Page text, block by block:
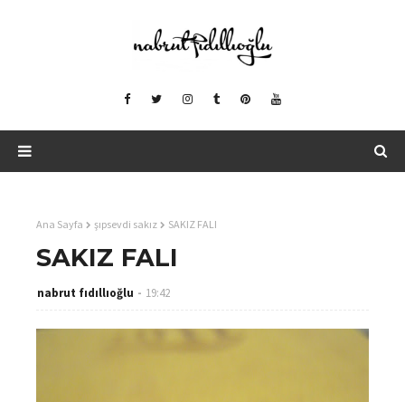
Ana Sayfa şıpsevdi sakız SAKIZ FALI
SAKIZ FALI
nabrut fıdıllıoğlu 19:42